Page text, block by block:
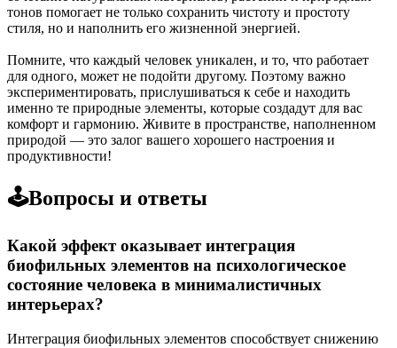
тонов помогает не только сохранить чистоту и простоту
стиля, но и наполнить его жизненной энергией.
Помните, что каждый человек уникален, и то, что работает
для одного, может не подойти другому. Поэтому важно
экспериментировать, прислушиваться к себе и находить
именно те природные элементы, которые создадут для вас
комфорт и гармонию. Живите в пространстве, наполненном
природой — это залог вашего хорошего настроения и
продуктивности!
🕹️Вопросы и ответы
Какой эффект оказывает интеграция
биофильных элементов на психологическое
состояние человека в минималистичных
интерьерах?
Интеграция биофильных элементов способствует снижению